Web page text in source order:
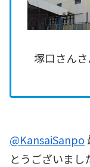
塚口さんさ
@KansaiSanpo
とうございまし